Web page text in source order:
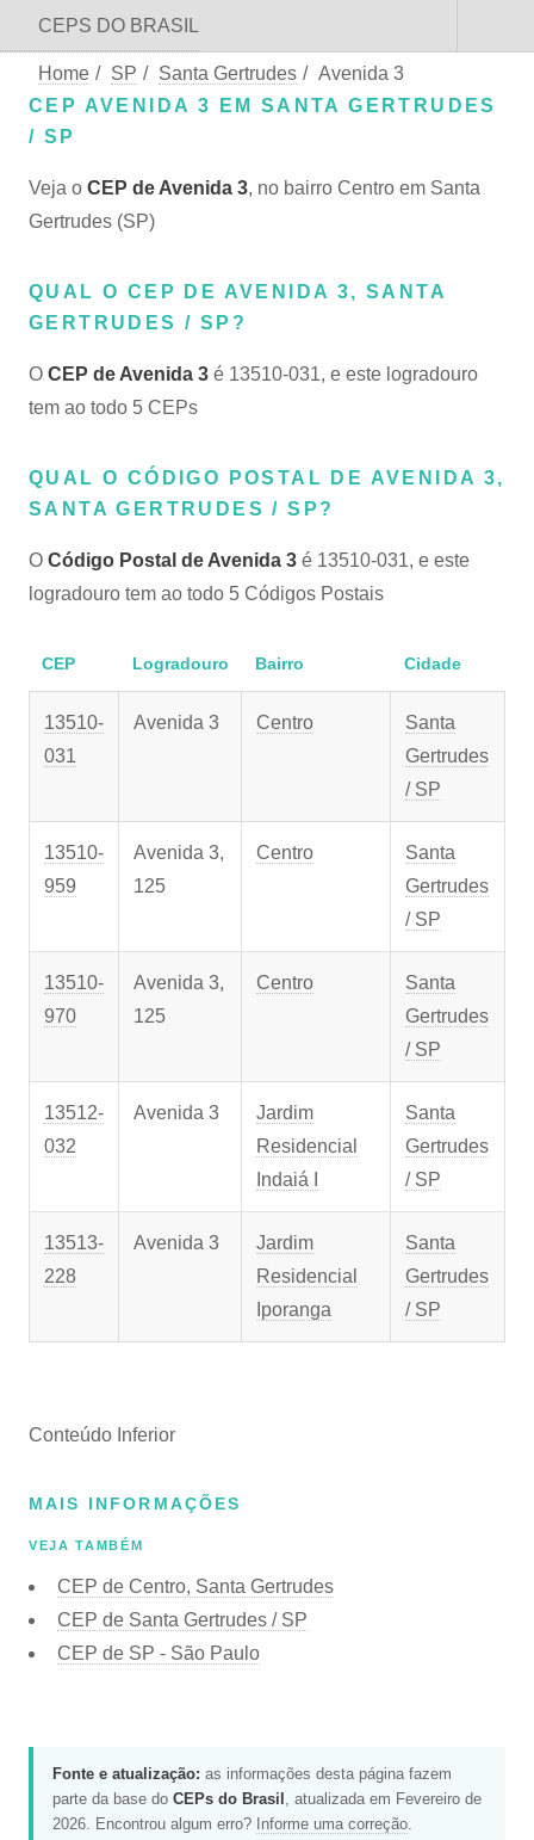
CEPS DO BRASIL
Home / SP / Santa Gertrudes / Avenida 3
CEP AVENIDA 3 EM SANTA GERTRUDES
/ SP
Veja o CEP de Avenida 3, no bairro Centro em Santa
Gertrudes (SP)
QUAL O CEP DE AVENIDA 3, SANTA
GERTRUDES / SP?
O CEP de Avenida 3 é 13510-031, e este logradouro
tem ao todo 5 CEPs
QUAL O CÓDIGO POSTAL DE AVENIDA 3,
SANTA GERTRUDES / SP?
O Código Postal de Avenida 3 é 13510-031, e este
logradouro tem ao todo 5 Códigos Postais
CEP Logradouro Bairro Cidade
13510-
031
Avenida 3 Centro
Santa
Gertrudes
/ SP
13510-
959
Avenida 3,
125
Centro
Santa
Gertrudes
/ SP
13510-
970
Avenida 3,
125
Centro
Santa
Gertrudes
/ SP
13512-
032
Avenida 3
Jardim
Residencial
Indaiá I
Santa
Gertrudes
/ SP
13513-
228
Avenida 3
Jardim
Residencial
Iporanga
Santa
Gertrudes
/ SP
Conteúdo Inferior
MAIS INFORMAÇÕES
VEJA TAMBÉM
CEP de Centro, Santa Gertrudes
CEP de Santa Gertrudes / SP
CEP de SP - São Paulo
Fonte e atualização: as informações desta página fazem
parte da base do CEPs do Brasil , atualizada em Fevereiro de
2026. Encontrou algum erro? Informe uma correção.